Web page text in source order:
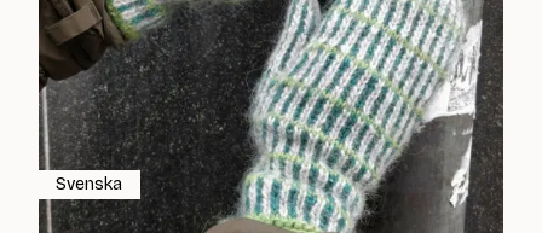
Svenska